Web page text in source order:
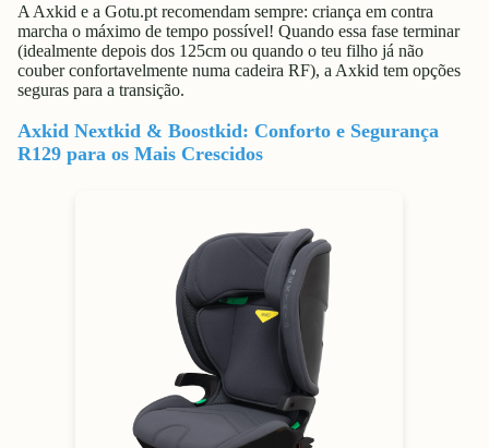
A Axkid e a Gotu.pt recomendam sempre: criança em contra
marcha o máximo de tempo possível! Quando essa fase terminar
(idealmente depois dos 125cm ou quando o teu filho já não
couber confortavelmente numa cadeira RF), a Axkid tem opções
seguras para a transição.
Axkid Nextkid & Boostkid: Conforto e Segurança
R129 para os Mais Crescidos